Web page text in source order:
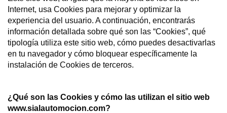
Internet, usa Cookies para mejorar y optimizar la
experiencia del usuario. A continuación, encontrarás
información detallada sobre qué son las “Cookies”, qué
tipología utiliza este sitio web, cómo puedes desactivarlas
en tu navegador y cómo bloquear específicamente la
instalación de Cookies de terceros.
¿Qué son las Cookies y cómo las utilizan el sitio web
www.sialautomocion.com?